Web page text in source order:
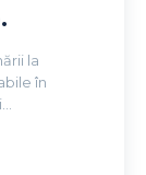
la
în